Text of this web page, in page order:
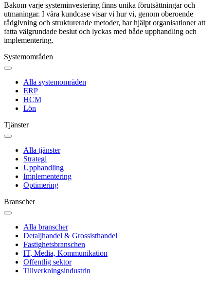
Bakom varje systeminvestering finns unika förutsättningar och
utmaningar. I våra kundcase visar vi hur vi, genom oberoende
rådgivning och strukturerade metoder, har hjälpt organisationer att
fatta välgrundade beslut och lyckas med både upphandling och
implementering.
Systemområden
Alla systemområden
ERP
HCM
Lön
Tjänster
Alla tjänster
Strategi
Upphandling
Implementering
Optimering
Branscher
Alla branscher
Detaljhandel & Grossisthandel
Fastighetsbranschen
IT, Media, Kommunikation
Offentlig sektor
Tillverkningsindustrin